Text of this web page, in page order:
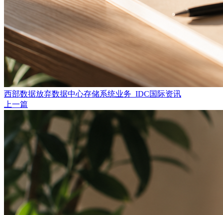
西部数据放弃数据中心存储系统业务_IDC国际资讯
上一篇